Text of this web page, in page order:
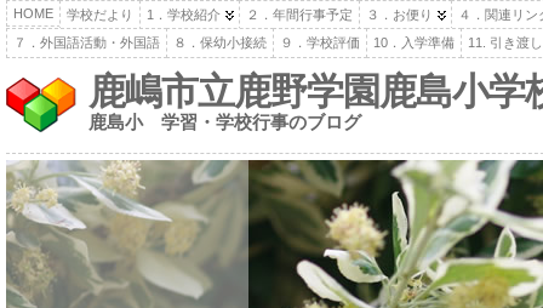
HOME 学校だより 1．学校紹介 ２．年間行事予定 ３．お便り
４．関連リン
７．外国語活動・外国語
８．保幼小接続 ９．学校評価 10．入学準備 11. 引き渡
鹿嶋市立鹿野学園鹿島小学
鹿島小 学習・学校行事のブログ